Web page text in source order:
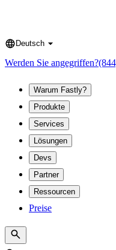
Language
Deutsch
Werden Sie angegriffen?
Warum Fastly?
Produkte
Services
Lösungen
Devs
Partner
Ressourcen
Preise